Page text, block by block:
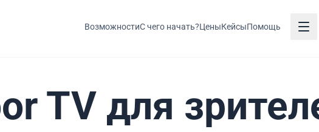
ВозможностиС чего начать?ЦеныКейсыПомощь
TV для